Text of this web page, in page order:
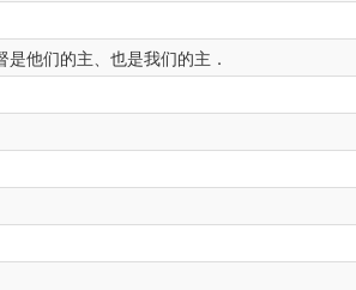
他们的主、也是我们的主．